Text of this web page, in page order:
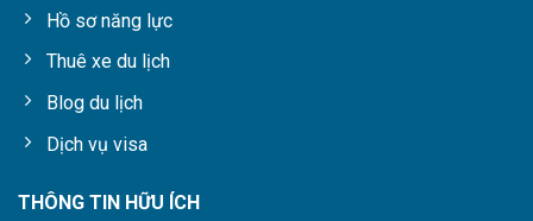
Hồ sơ năng lực
Thuê xe du lịch
Blog du lịch
Dịch vụ visa
THÔNG TIN HỮU ÍCH